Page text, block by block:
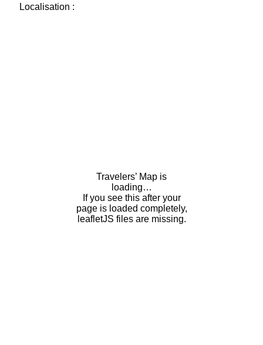
Localisation :
Travelers’ Map is
loading…
If you see this after your
page is loaded completely,
leafletJS files are missing.